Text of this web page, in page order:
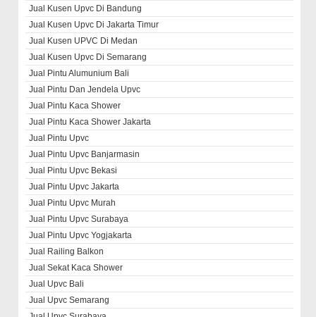
Jual Kusen Upvc Di Bandung
Jual Kusen Upvc Di Jakarta Timur
Jual Kusen UPVC Di Medan
Jual Kusen Upvc Di Semarang
Jual Pintu Alumunium Bali
Jual Pintu Dan Jendela Upvc
Jual Pintu Kaca Shower
Jual Pintu Kaca Shower Jakarta
Jual Pintu Upvc
Jual Pintu Upvc Banjarmasin
Jual Pintu Upvc Bekasi
Jual Pintu Upvc Jakarta
Jual Pintu Upvc Murah
Jual Pintu Upvc Surabaya
Jual Pintu Upvc Yogjakarta
Jual Railing Balkon
Jual Sekat Kaca Shower
Jual Upvc Bali
Jual Upvc Semarang